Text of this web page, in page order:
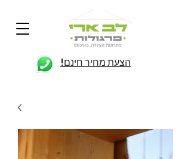
הצעת מחיר חינם!